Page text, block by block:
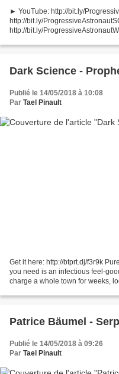
► YouTube: http://bit.ly/
http://bit.ly/
http://bit.ly/
http://bit.ly/
Dark Science -
Publié le 14/05/2018 à 10:08
Par Tael Pinault
Get it here: http://btprt.dj/f3r9k
you need is an infectious feel-
charge a whole town for weeks,
Patrice Bäumel -
Publié le 14/05/2018 à 09:26
Par Tael Pinault